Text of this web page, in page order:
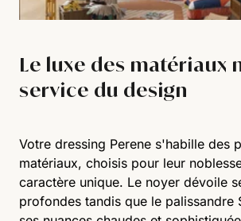
Le luxe des matériaux
service du design
Votre dressing Perene s'habille des
matériaux, choisis pour leur
caractère unique. Le noyer dévoile
profondes tandis que le palissandre